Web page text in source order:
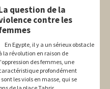
question de la
contre les
En Egypte, il y a un sérieux obstacle
la révolution en raison de
des femmes, une
profondément
les viols en masse, qui se